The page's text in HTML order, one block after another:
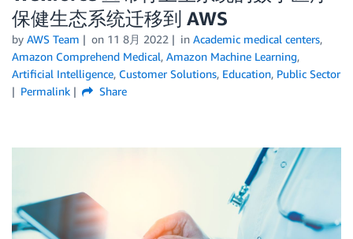
保健生态系统迁移到 AWS
by AWS Team on 11 8月 2022 in Academic medical centers,
Amazon Comprehend Medical, Amazon Machine Learning,
Artificial Intelligence, Customer Solutions, Education, Public Sector
Permalink
Share